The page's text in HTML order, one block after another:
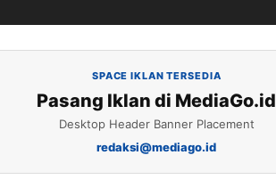
SPACE IKLAN TERSEDIA
Pasang Iklan di MediaGo.id
Desktop Header Banner Placement
redaksi@mediago.id